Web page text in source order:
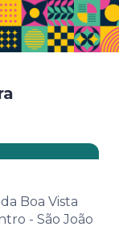
Boa Vista
- São João